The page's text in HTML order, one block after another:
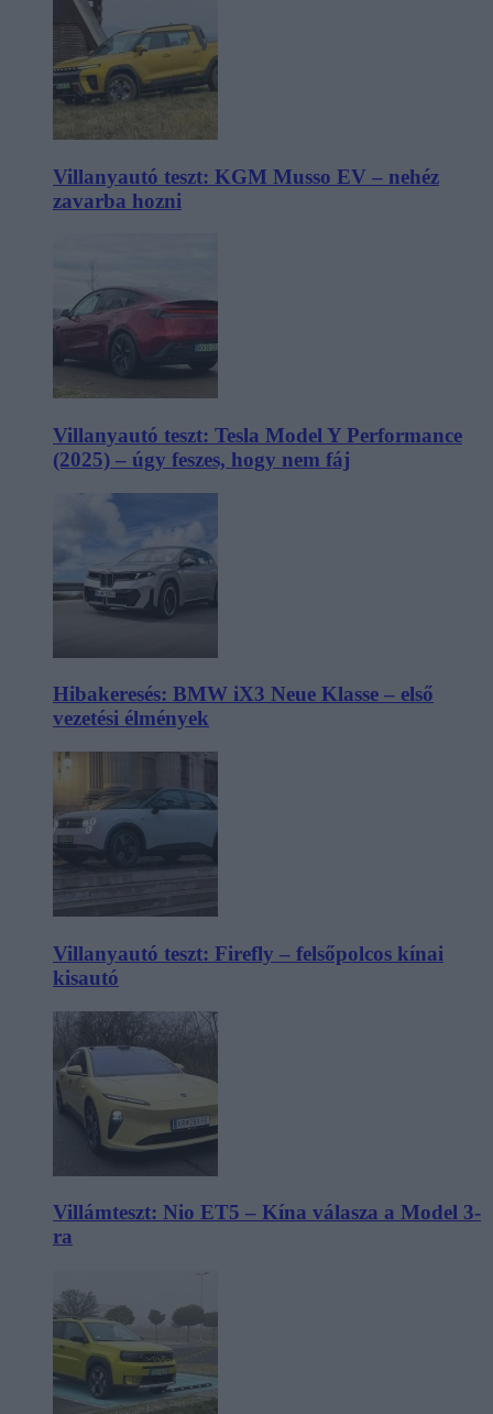
Villanyautó teszt: KGM Musso EV – nehéz
zavarba hozni
Villanyautó teszt: Tesla Model Y Performance
(2025) – úgy feszes, hogy nem fáj
Hibakeresés: BMW iX3 Neue Klasse – első
vezetési élmények
Villanyautó teszt: Firefly – felsőpolcos kínai
kisautó
Villámteszt: Nio ET5 – Kína válasza a Model 3-
ra